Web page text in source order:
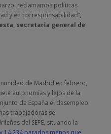
reclamamos políticas
y en corresponsabilidad”,
secretaria general de
de Madrid en febrero,
autonomías y lejos de la
de España el desempleo
trabajadoras se
del SEPE, situando la
14.234 parados menos que